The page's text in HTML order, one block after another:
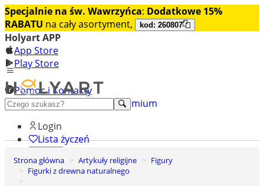
Specjalnie na św. Wawrzyńca: Dodatkowe 15%
RABATU na cały asortyment, kod: 260807
Holyart APP
App Store
Play Store
Pomoc i Kontakty
+48 222 922 860
Odkryj premium
Login
Lista życzeń
0
Koszyk
Strona główna Artykuły religijne
Figury
Figurki z drewna naturalnego